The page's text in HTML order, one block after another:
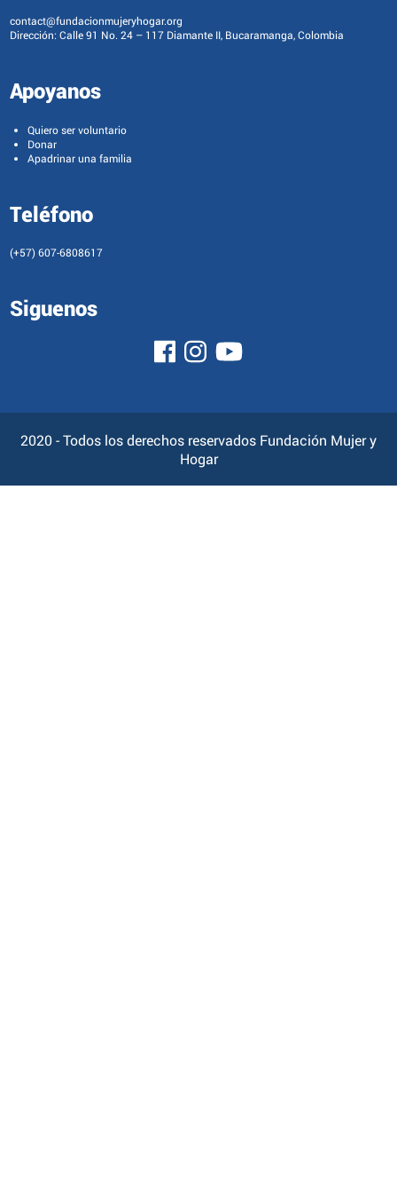
contact@fundacionmujeryhogar.org
Dirección: Calle 91 No. 24 – 117 Diamante II, Bucaramanga, Colombia
Apoyanos
Quiero ser voluntario
Donar
Apadrinar una familia
Teléfono
(+57) 607-6808617
Siguenos
2020 - Todos los derechos reservados Fundación Mujer y
Hogar